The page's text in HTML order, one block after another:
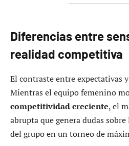
Diferencias entre
realidad competitiva
El contraste entre expectativas
Mientras el equipo femenino
competitividad creciente, el
abrupta que genera dudas
del grupo en un torneo de